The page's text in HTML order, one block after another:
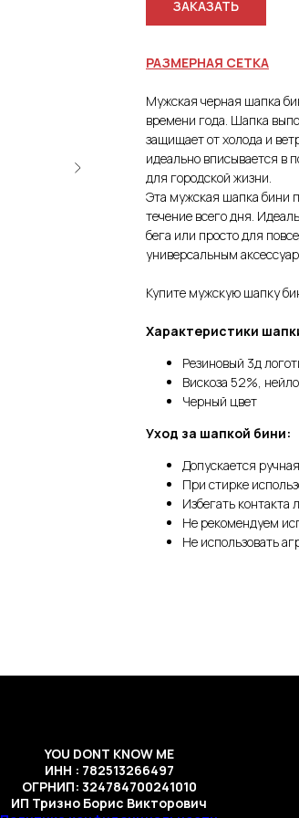
ЗАКАЗАТЬ
РАЗМЕРНАЯ СЕТКА
Мужская черная шапка
времени года. Шапка
защищает от холода и
идеально вписывается в
для городской жизни.
Эта мужская шапка бини
течение всего дня.
бега или просто для
универсальным
Купите мужскую шапку
Характеристики
Резиновый 3д
Вискоза 52%,
Черный цвет
Уход за шапкой бини:
Допускается
При стирке
Избегать контакта
Не рекомендуем
Не использовать
YOU DONT KNOW ME
ИНН : 782513266497
ОГРНИП: 324784700241010
ИП Тризно Борис Викторович